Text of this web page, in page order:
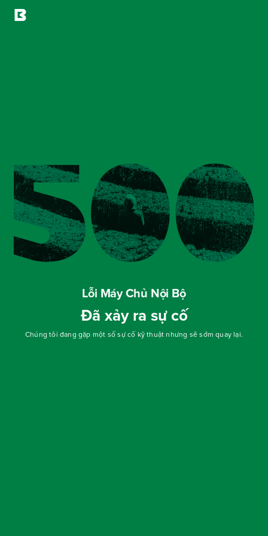
Lỗi Máy Chủ Nội Bộ
Đã xảy ra sự cố
Chúng tôi đang gặp một số sự cố kỹ thuật nhưng sẽ sớm quay lại.